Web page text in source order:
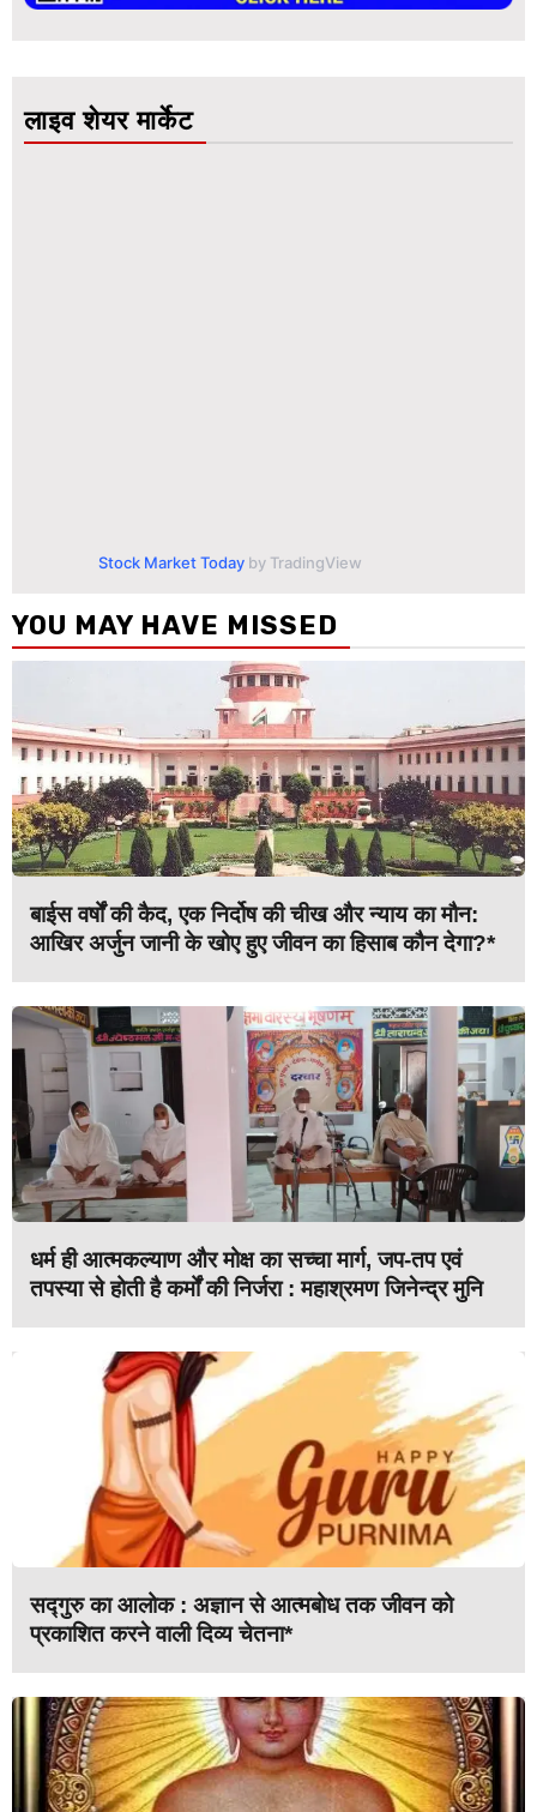
लाइव शेयर मार्केट
Stock Market Today by TradingView
YOU MAY HAVE MISSED
बाईस वर्षों की कैद, एक निर्दोष की चीख और न्याय का मौन:
आखिर अर्जुन जानी के खोए हुए जीवन का हिसाब कौन देगा?*
धर्म ही आत्मकल्याण और मोक्ष का सच्चा मार्ग, जप-तप एवं
तपस्या से होती है कर्मों की निर्जरा : महाश्रमण जिनेन्द्र मुनि
सद्गुरु का आलोक : अज्ञान से आत्मबोध तक जीवन को
प्रकाशित करने वाली दिव्य चेतना*